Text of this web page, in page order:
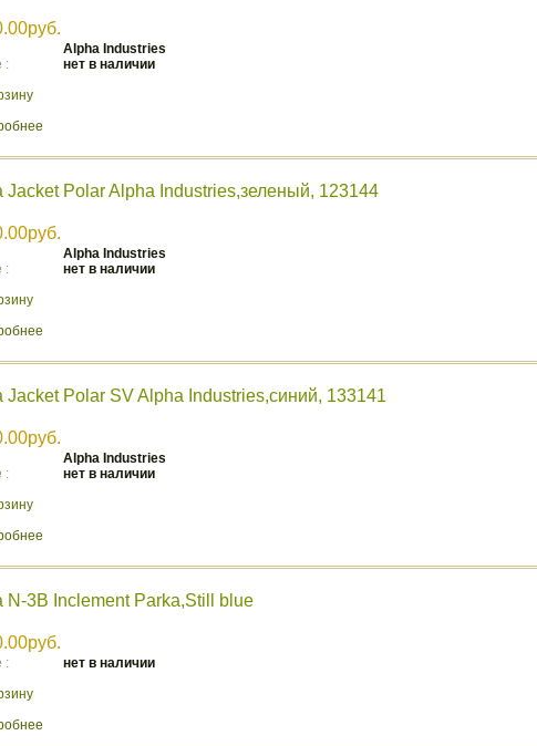
Аlpha Industries
:
нет в наличии
Jacket Polar Alpha Industries,зеленый, 123144
Аlpha Industries
:
нет в наличии
Jacket Polar SV Alpha Industries,синий, 133141
Аlpha Industries
:
нет в наличии
N-3B Inclement Parka,Still blue
:
нет в наличии